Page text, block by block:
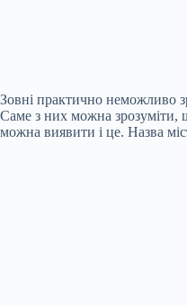
Зовні практично неможливо
Саме з них можна зрозуміти,
можна виявити і це. Назва